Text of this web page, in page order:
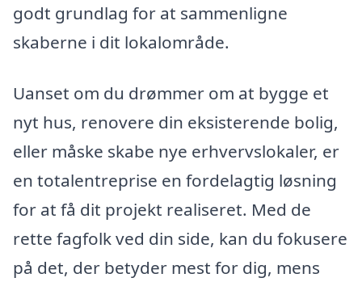
godt grundlag for at sammenligne
skaberne i dit lokalområde.
Uanset om du drømmer om at bygge et
nyt hus, renovere din eksisterende bolig,
eller måske skabe nye erhvervslokaler, er
en totalentreprise en fordelagtig løsning
for at få dit projekt realiseret. Med de
rette fagfolk ved din side, kan du fokusere
på det, der betyder mest for dig, mens